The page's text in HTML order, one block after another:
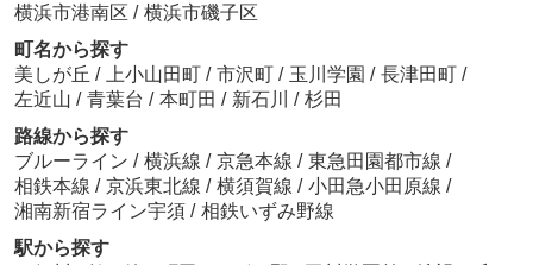
横浜市港南区 / 横浜市磯子区
町名から探す
美しが丘 / 上小山田町 / 市沢町 / 玉川学園 / 長津田町 /
左近山 / 青葉台 / 本町田 / 新石川 / 杉田
路線から探す
ブルーライン / 横浜線 / 京急本線 / 東急田園都市線 /
相鉄本線 / 京浜東北線 / 横須賀線 / 小田急小田原線 /
湘南新宿ライン宇須 / 相鉄いずみ野線
駅から探す